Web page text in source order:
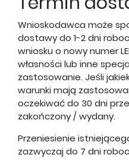
Wnioskodawca może
dostawy do 1-2 dni
wniosku o nowy numer
własności lub inne
zastosowanie. Jeśli
warunki mają
oczekiwać do 30 dni
zakończony / wydany.
Przeniesienie
zazwyczaj do 7 dni